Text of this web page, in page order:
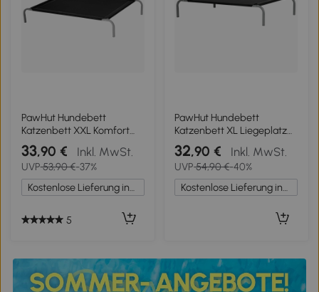
PawHut Hundebett
Katzenbett XXL Komfort
auf Beinen Feldbett 130L x
90B x 20H cm
Mikroperforiertes Textilene
Schwarz
33,90 € Inkl. MwSt.
UVP53,90 €-37%
Kostenlose Lieferung innerhalb Deutschlands
5
PawHut Hundebett
Katzenbett XL Liegeplatz
auf Stelzen Campingbett
110 x 75 x 20 cm Textilene
Mikroperforation Schwarz
32,90 € Inkl. MwSt.
UVP54,90 €-40%
Kostenlose Lieferung innerhalb Deutschlands